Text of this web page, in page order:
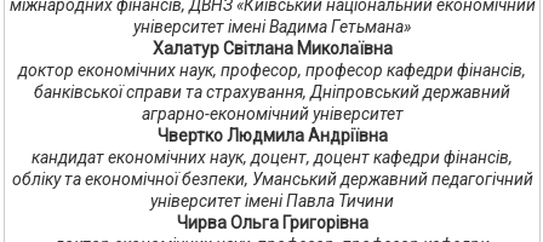
міжнародних фінансів, ДВНЗ «Київський національний економічний
університет імені Вадима Гетьмана»
Халатур Світлана Миколаївна
доктор економічних наук, професор, професор кафедри фінансів,
банківської справи та страхування, Дніпровський державний
аграрно-економічний університет
Чвертко Людмила Андріївна
кандидат економічних наук, доцент, доцент кафедри фінансів,
обліку та економічної безпеки, Уманський державний педагогічний
університет імені Павла Тичини
Чирва Ольга Григорівна